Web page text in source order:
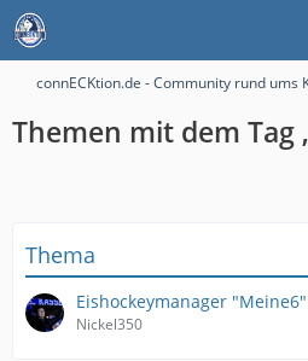
connECKtion.de - Community rund ums
Themen mit dem Tag
Thema
Eishockeymanager "Meine6"
Nickel350